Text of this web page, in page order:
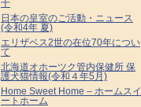
十
日本の皇室のご活動・ニュース
(令和4年 夏)
エリザベス2世の在位70年につい
て
北海道オホーツク管内保健所 保
護犬猫情報(令和４年5月)
Home Sweet Home – ホームスイ
ートホーム